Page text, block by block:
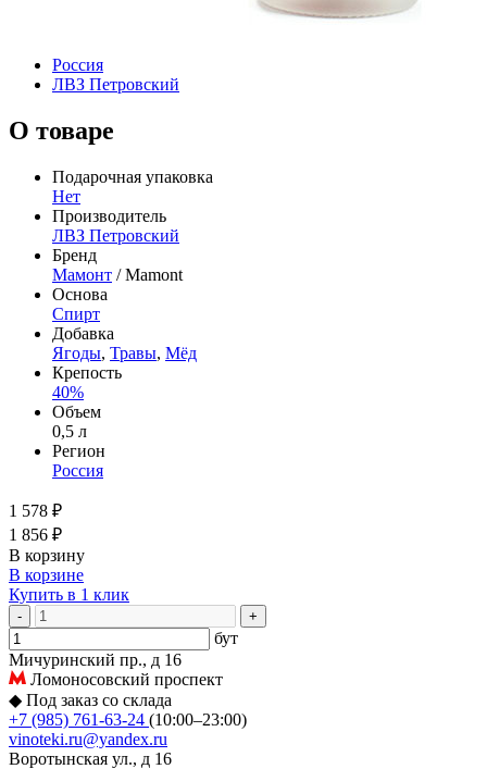
Россия
ЛВЗ Петровский
О товаре
Подарочная упаковка
Нет
Производитель
ЛВЗ Петровский
Бренд
Мамонт / Mamont
Основа
Спирт
Добавка
Ягоды, Травы, Мёд
Крепость
40%
Объем
0,5 л
Регион
Россия
1 578 ₽
1 856 ₽
В корзину
В корзине
Купить в 1 клик
- +
бут
Мичуринский пр., д 16
Ломоносовский проспект
◆ Под заказ со склада
+7 (985) 761-63-24 (10:00–23:00)
vinoteki.ru@yandex.ru
Воротынская ул., д 16